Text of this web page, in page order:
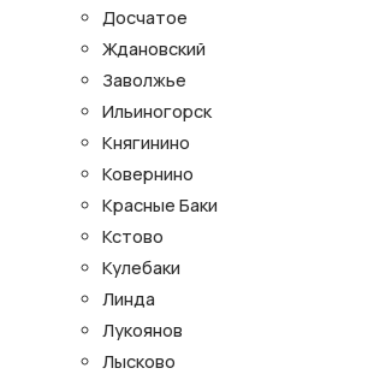
Досчатое
Ждановский
Заволжье
Ильиногорск
Княгинино
Ковернино
Красные Баки
Кстово
Кулебаки
Линда
Лукоянов
Лысково